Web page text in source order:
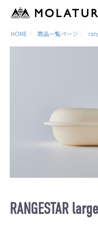
HOME 商品一覧ページ
RANGESTAR